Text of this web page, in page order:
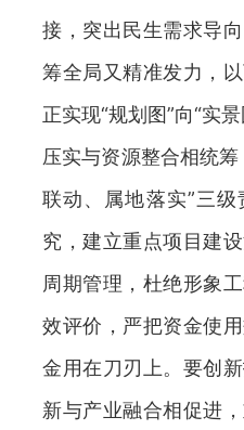
接，突出民生需求导
筹全局又精准发力，
正实现“规划图”向“实
压实与资源整合相统
联动、属地落实”三
究，建立重点项目建
周期管理，杜绝形象
效评价，严把资金使
金用在刀刃上。要创
新与产业融合相促进